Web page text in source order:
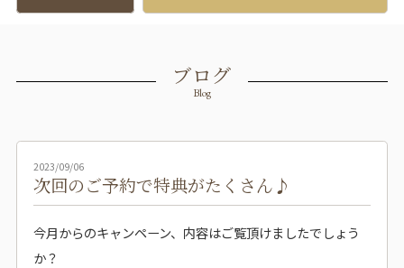
ブログ
Blog
2023/09/06
次回のご予約で特典がたくさん♪
今月からのキャンペーン、内容はご覧頂けましたでしょう
か？